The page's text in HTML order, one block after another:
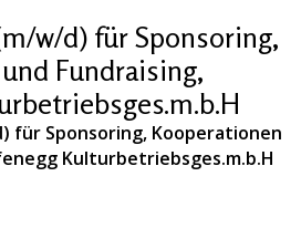
w/d) für Sponsoring,
Fundraising,
für Sponsoring, Kooperationen
Kulturbetriebsges.m.b.H